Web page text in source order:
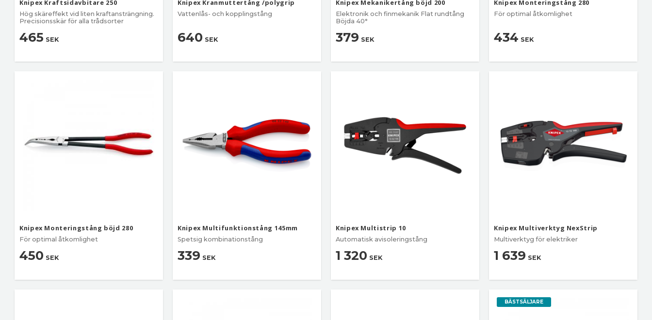
Knipex Kraftsidavbitare 250
Hög skäreffekt vid liten kraftansträngning.
Precisionsskär för alla trådsorter
465 SEK
Knipex Kranmuttertång /polygrip
Vattenlås- och kopplingstång
640 SEK
Knipex Mekanikertång böjd 200
Elektronik och finmekanik Flat rundtång
Böjda 40°
379 SEK
Knipex Monteringstång 280
För optimal åtkomlighet
434 SEK
Knipex Monteringstång böjd 280
För optimal åtkomlighet
450 SEK
Knipex Multifunktionstång 145mm
Spetsig kombinationstång
339 SEK
Knipex Multistrip 10
Automatisk avisoleringstång
1 320 SEK
Knipex Multiverktyg NexStrip
Multiverktyg för elektriker
1 639 SEK
BÄSTSÄLJARE